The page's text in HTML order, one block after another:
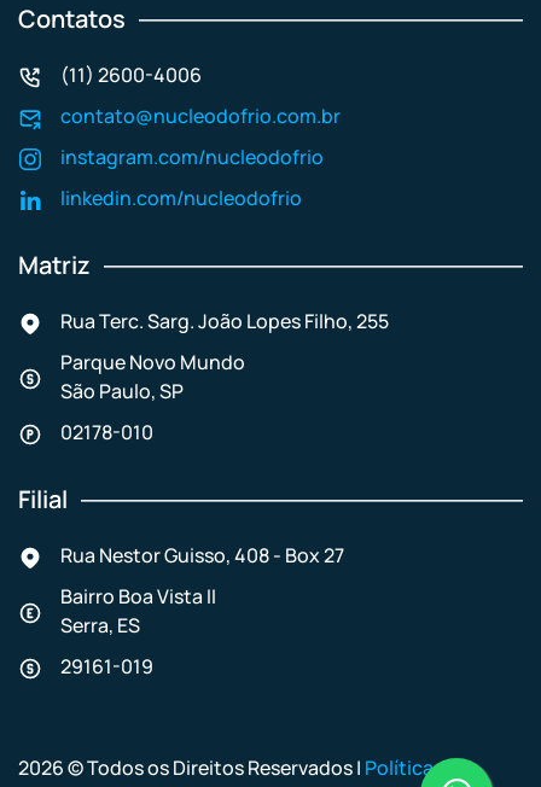
Contatos
(11) 2600-4006
contato@nucleodofrio.com.br
instagram.com/nucleodofrio
linkedin.com/nucleodofrio
Matriz
Rua Terc. Sarg. João Lopes Filho, 255
Parque Novo Mundo
São Paulo, SP
02178-010
Filial
Rua Nestor Guisso, 408 - Box 27
Bairro Boa Vista II
Serra, ES
29161-019
2026 © Todos os Direitos Reservados | Políticas de